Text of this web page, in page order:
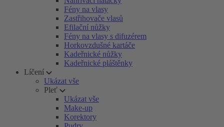
Fény na vlasy
Zastřihovače vlasů
Efilační nůžky
Fény na vlasy s difuzérem
Horkovzdušné kartáče
Kadeřnické nůžky
Kadeřnické pláštěnky
Líčení
Ukázat vše
Pleť
Ukázat vše
Make-up
Korektory